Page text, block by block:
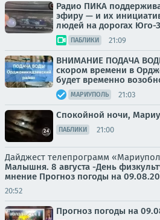
Радио ПИКА
эфиру — и их
людей на дорогах Юго-
ПАБЛИКИ 21:09
ВНИМАНИЕ ПОДАЧА
скором времени в
будет временно
МАРИУПОЛЬ 21:03
Спокойной ночи,
ПАБЛИКИ 21:00
Дайджест телепрограмм
Малышня. 8 августа -День
мнение Прогноз погоды на
20:52
Прогноз погоды на